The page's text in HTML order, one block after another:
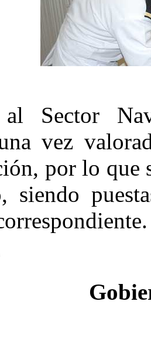
Sector
vez
por lo que
siendo